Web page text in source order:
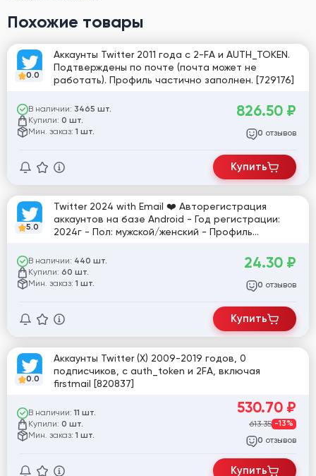
Похожие товары
0.0
Аккаунты Twitter 2011 года с 2-FA и AUTH_TOKEN.
Подтверждены по почте (почта может не
работать). Профиль частично заполнен. [729176]
В наличии: 3465 шт.
Купили: 0 шт.
Мин. заказ: 1 шт.
826.50 ₽
0 отзывов
Купить
5.0
Twitter 2024 with Email ❤️ Авторегистрация
аккаунтов на базе Android - Год регистрации:
2024г - Пол: мужской/женский - Профиль
аккаунты) - Формат аккаунтов:
login:password:mail:passwordmail:2fa:ct0:authtoke
n ❤️
В наличии: 440 шт.
Купили: 60 шт.
Мин. заказ: 1 шт.
24.30 ₽
0 отзывов
Купить
0.0
Аккаунты Twitter (X) 2009-2019 годов, 0
подписчиков, с auth_token и 2FA, включая
firstmail [820837]
В наличии: 11 шт.
Купили: 0 шт.
Мин. заказ: 1 шт.
530.70 ₽
613.35 -13%
0 отзывов
Купить